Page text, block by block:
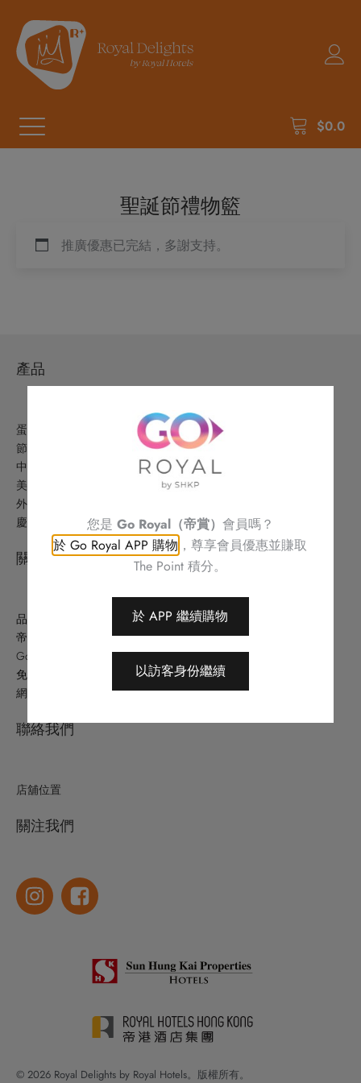
$0.0
聖誕節禮物籃
推廣優惠已完結，多謝支持。
產品
蛋糕美點
節日精選
中式美食
美酒及禮品
外賣美食及優惠
慶祝
關於
品牌故事
帝港酒店集團
Go Royal (帝賞)
免責條款
網站地圖
聯絡我們
店舖位置
關注我們
© 2026 Royal Delights by Royal Hotels。版權所有。
您是 Go Royal（帝賞） 會員嗎？
於 Go Royal APP 購物 ，尊享會員優惠並賺取
The Point 積分。
於 APP 繼續購物
以訪客身份繼續